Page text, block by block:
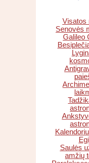
Visatos
Senovės
Galileo
Saulės
amžių